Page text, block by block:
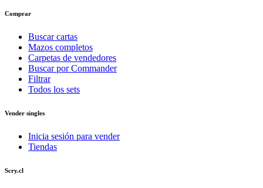
Comprar
Buscar cartas
Mazos completos
Carpetas de vendedores
Buscar por Commander
Filtrar
Todos los sets
Vender singles
Inicia sesión para vender
Tiendas
Scry.cl